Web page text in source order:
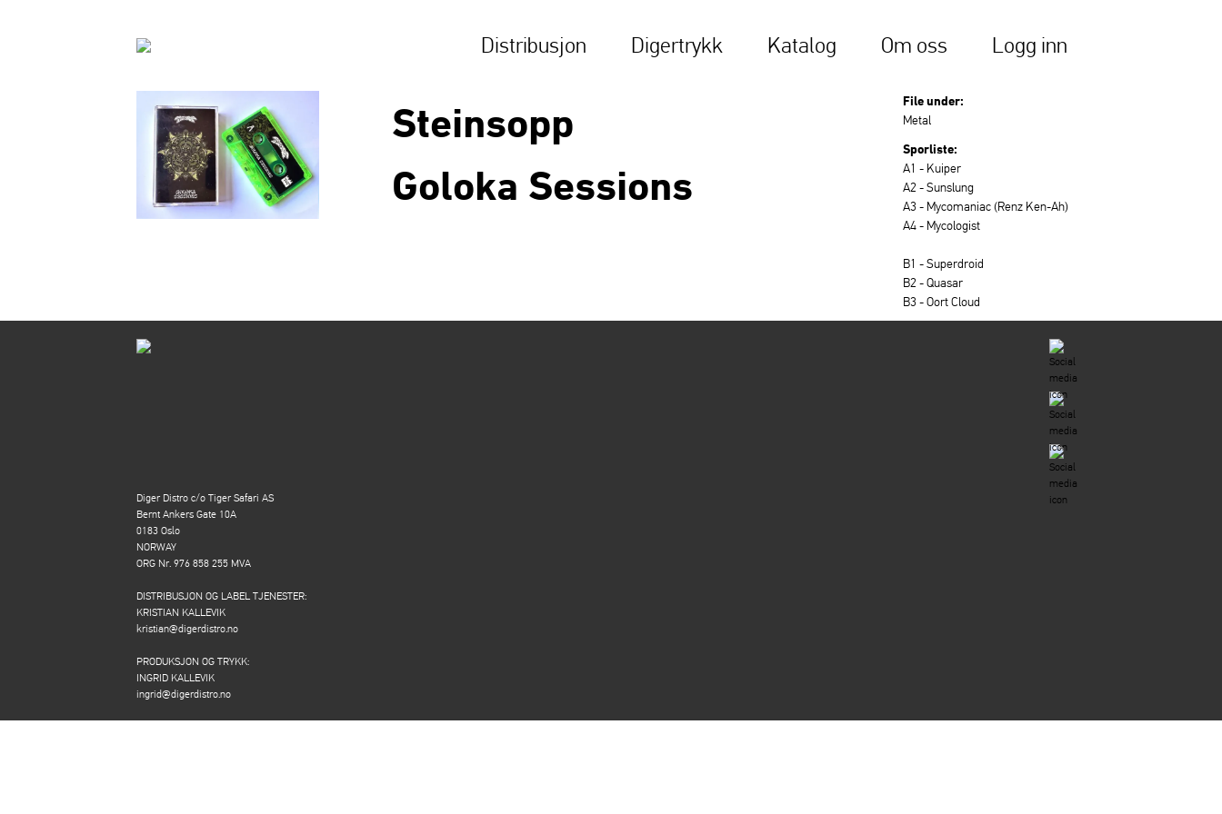
Distribusjon Digertrykk Katalog Om oss Logg inn
Steinsopp
Goloka Sessions
File under:
Metal
Sporliste:
A1 - Kuiper
A2 - Sunslung
A3 - Mycomaniac (Renz Ken-Ah)
A4 - Mycologist
B1 - Superdroid
B2 - Quasar
B3 - Oort Cloud
Diger Distro c/o Tiger Safari AS
Bernt Ankers Gate 10A
0183 Oslo
NORWAY
ORG Nr. 976 858 255 MVA
DISTRIBUSJON OG LABEL TJENESTER:
KRISTIAN KALLEVIK
kristian@digerdistro.no
PRODUKSJON OG TRYKK:
INGRID KALLEVIK
ingrid@digerdistro.no